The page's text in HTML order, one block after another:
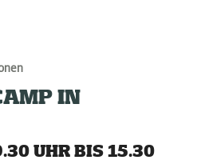
IN
UHR BIS 15.30